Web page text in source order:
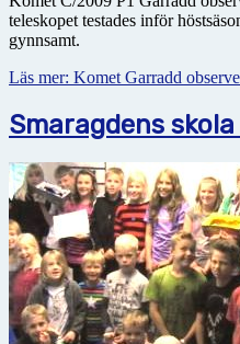
teleskopet testades inför
gynnsamt.
Läs mer: Komet Garradd
Smaragdens